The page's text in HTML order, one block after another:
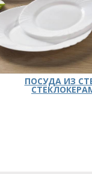
ПОСУДА ИЗ